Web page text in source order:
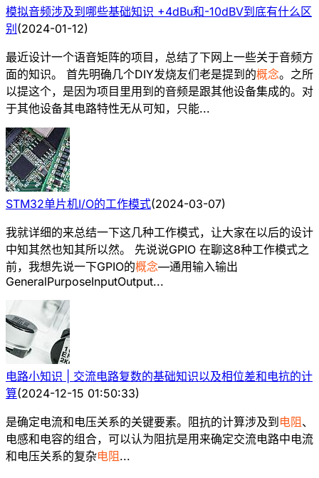
模拟音频涉及到哪些基础知识 +4dBu和-10dBV到底有什么区
别(2024-01-12)
最近设计一个语音矩阵的项目，总结了下网上一些关于音频方
面的知识。 首先明确几个DIY发烧友们老是提到的概念。之所
以提这个，是因为项目里用到的音频是跟其他设备集成的。对
于其他设备其电路特性无从可知，只能...
STM32单片机I/O的工作模式(2024-03-07)
我就详细的来总结一下这几种工作模式，让大家在以后的设计
中知其然也知其所以然。 先说说GPIO 在聊这8种工作模式之
前，我想先说一下GPIO的概念—通用输入输出
GeneralPurposeInputOutput...
电路小知识 | 交流电路复数的基础知识以及相位差和电抗的计
算(2024-12-15 01:50:33)
是确定电流和电压关系的关键要素。阻抗的计算涉及到电阻、
电感和电容的组合，可以认为阻抗是用来确定交流电路中电流
和电压关系的复杂电阻...